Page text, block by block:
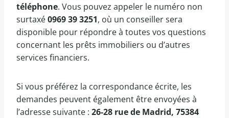
téléphone. Vous pouvez appeler le numéro non
surtaxé0969 39 3251, où un conseiller sera
disponible pour répondre à toutes vos questions
concernant les prêts immobiliers ou d’autres
services financiers.
Si vous préférez la correspondance écrite, les
demandes peuvent également être envoyées à
l’adresse suivante : 26-28 rue de Madrid, 75384